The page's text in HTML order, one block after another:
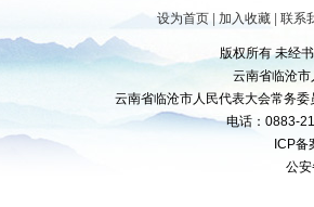
设为首页 加入收藏 联系
版权所有 未经
云南省临沧
云南省临沧市人民代表大会常务
电话：0883-
ICP备
公